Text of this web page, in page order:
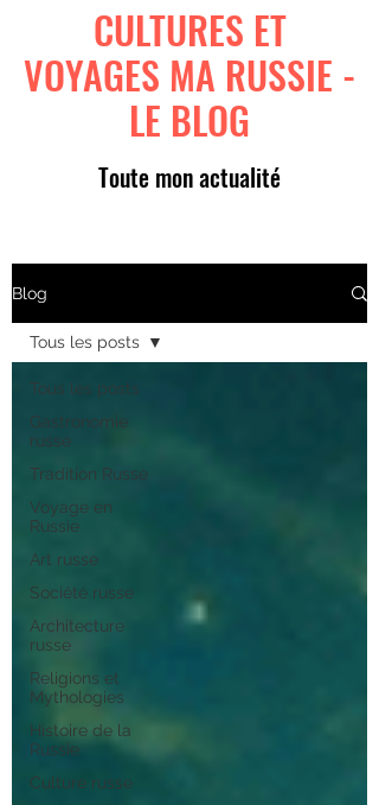
CULTURES ET
VOYAGES MA RUSSIE -
LE BLOG
Toute mon actualité
Blog
Tous les posts
Gastronomie
russe
Tradition Russe
Voyage en
Russie
Art russe
Société russe
Architecture
russe
Religions et
Mythologies
Histoire de la
Russie
Culture russe
Tous les posts